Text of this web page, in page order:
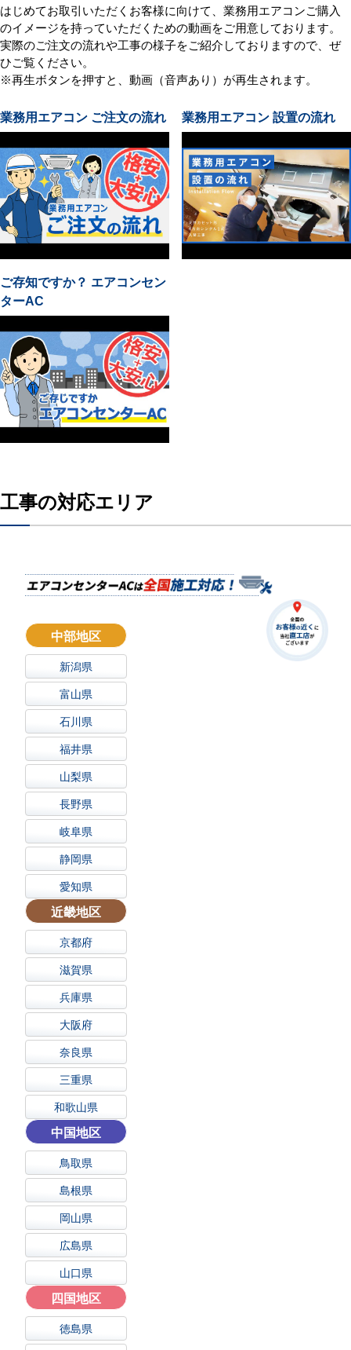
はじめてお取引いただくお客様に向けて、業務用エアコンご購入
のイメージを持っていただくための動画をご用意しております。
実際のご注文の流れや工事の様子をご紹介しておりますので、ぜ
ひご覧ください。
※再生ボタンを押すと、動画（音声あり）が再生されます。
業務用エアコン ご注文の流れ 業務用エアコン 設置の流れ
ご存知ですか？ エアコンセン
ターAC
工事の対応エリア
中部地区
新潟県
富山県
石川県
福井県
山梨県
長野県
岐阜県
静岡県
愛知県
近畿地区
京都府
滋賀県
兵庫県
大阪府
奈良県
三重県
和歌山県
中国地区
鳥取県
島根県
岡山県
広島県
山口県
四国地区
徳島県